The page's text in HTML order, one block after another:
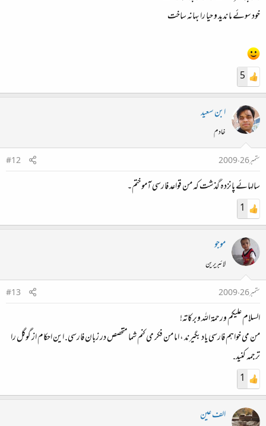
خود سوئے ما ندید و حیا را بہانہ ساخت
5
ابن سعید
خادم
ستمبر 26، 2009
#12
سالہائے پانزدہ گذشت کہ من قواعد فارسی آموختم۔
1
موجو
لائبریرین
ستمبر 26، 2009
#13
السلام علیکم ورحمۃ اللہ وبرکاتہ!
من می خواهم فارسی یاد بگیرند ، اما من فکر می کنم شما متخصص در زبان فارسی. این احکام از گوگل را
ترجمه کنید.
1
الف عین